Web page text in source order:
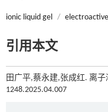
ionic liquid gel /
引用本文
田广平,蔡永建,张成红. 离
1248.2025.04.007